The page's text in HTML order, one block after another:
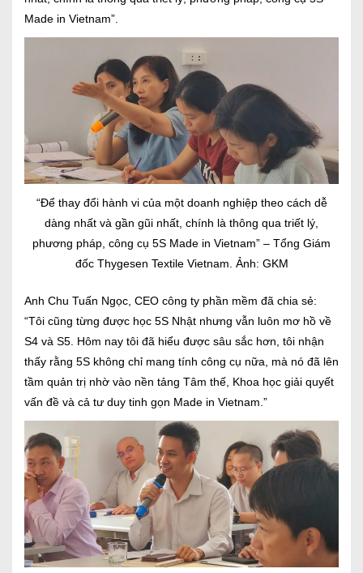
Made in Vietnam”.
“Để thay đổi hành vi của một doanh nghiệp theo cách dễ
dàng nhất và gần gũi nhất, chính là thông qua triết lý,
phương pháp, công cụ 5S Made in Vietnam” – Tổng Giám
đốc Thygesen Textile Vietnam. Ảnh: GKM
Anh Chu Tuấn Ngọc, CEO công ty phần mềm đã chia sẻ:
“Tôi cũng từng được học 5S Nhật nhưng vẫn luôn mơ hồ về
S4 và S5. Hôm nay tôi đã hiểu được sâu sắc hơn, tôi nhận
thấy rằng 5S không chỉ mang tính công cụ nữa, mà nó đã lên
tầm quản trị nhờ vào nền tảng Tâm thế, Khoa học giải quyết
vấn đề và cả tư duy tinh gọn Made in Vietnam.”